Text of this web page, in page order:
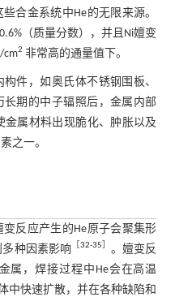
合金系统中He的无限来源。
（质量分数），并且Ni嬗变
cm2 非常高的通量值下。
件，如奥氏体不锈钢围板、
期的中子辐照后，金属内部
金属材料出现脆化、肿胀以及
之一。
反应产生的He原子会聚集形
种因素影响 ［32-35］ 。嬗变反
属，焊接过程中He会在高温
中快速扩散，并在各种缺陷和